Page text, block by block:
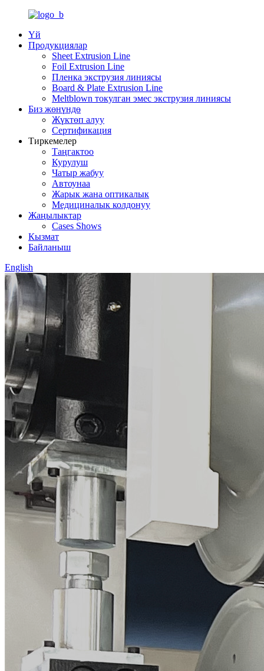
Үй
Продукциялар
Sheet Extrusion Line
Foil Extrusion Line
Пленка экструзия линиясы
Board & Plate Extrusion Line
Meltblown токулган эмес экструзия линиясы
Биз жөнүндө
Жүктөп алуу
Сертификация
Тиркемелер
Таңгактоо
Курулуш
Чатыр жабуу
Автоунаа
Жарык жана оптикалык
Медициналык колдонуу
Жаңылыктар
Cases Shows
Кызмат
Байланыш
English